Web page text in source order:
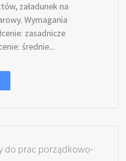
załadunek na
Wymagania
zasadnicze
średnie...
do prac porządkowo-